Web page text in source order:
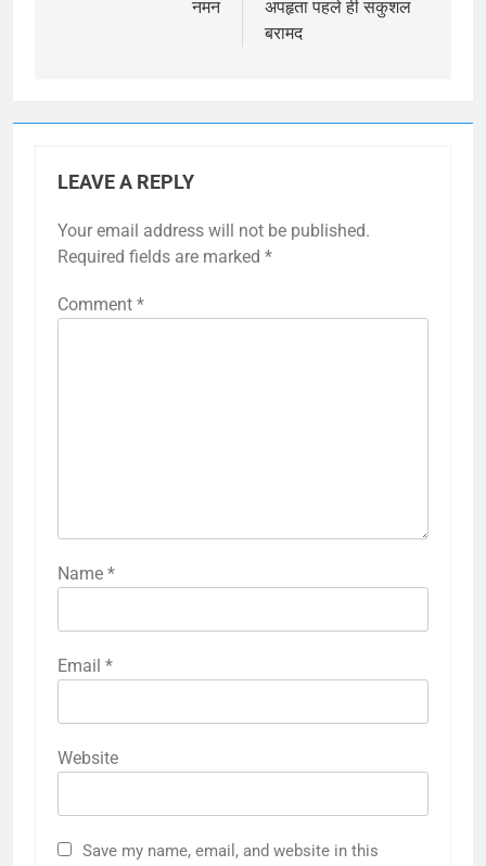
नमन
अपहृता पहले ही सकुशल
बरामद
LEAVE A REPLY
Your email address will not be published.
Required fields are marked *
Comment *
Name *
Email *
Website
Save my name, email, and website in this